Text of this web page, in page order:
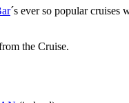
´s ever so popular cruises
the Cruise.